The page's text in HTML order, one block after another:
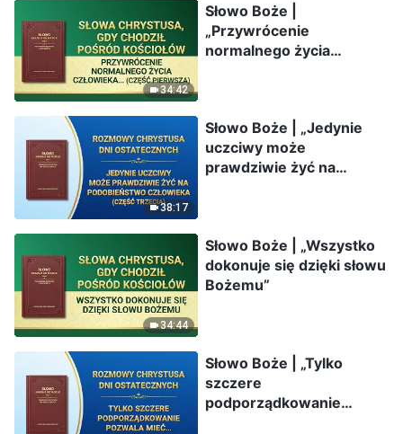
34:42
Słowo Boże |
„Przywrócenie
normalnego życia
przeznaczenia” (Część
pierwsza)
38:17
Słowo Boże | „Jedynie
uczciwy może
prawdziwie żyć na
34:44
Słowo Boże | „Wszystko
dokonuje się dzięki słowu
Bożemu”
Słowo Boże | „Tylko
szczere
podporządkowanie